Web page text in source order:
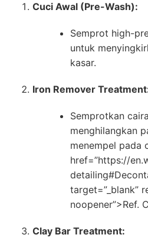
Cuci Awal (Pre-Wash):
Semprot high-
untuk
kasar.
Iron Remover
Semprotkan
menghilangkan
menempel pada
href=”https://
target=”_blank”
noopener”>Ref.
Clay Bar Treatment: